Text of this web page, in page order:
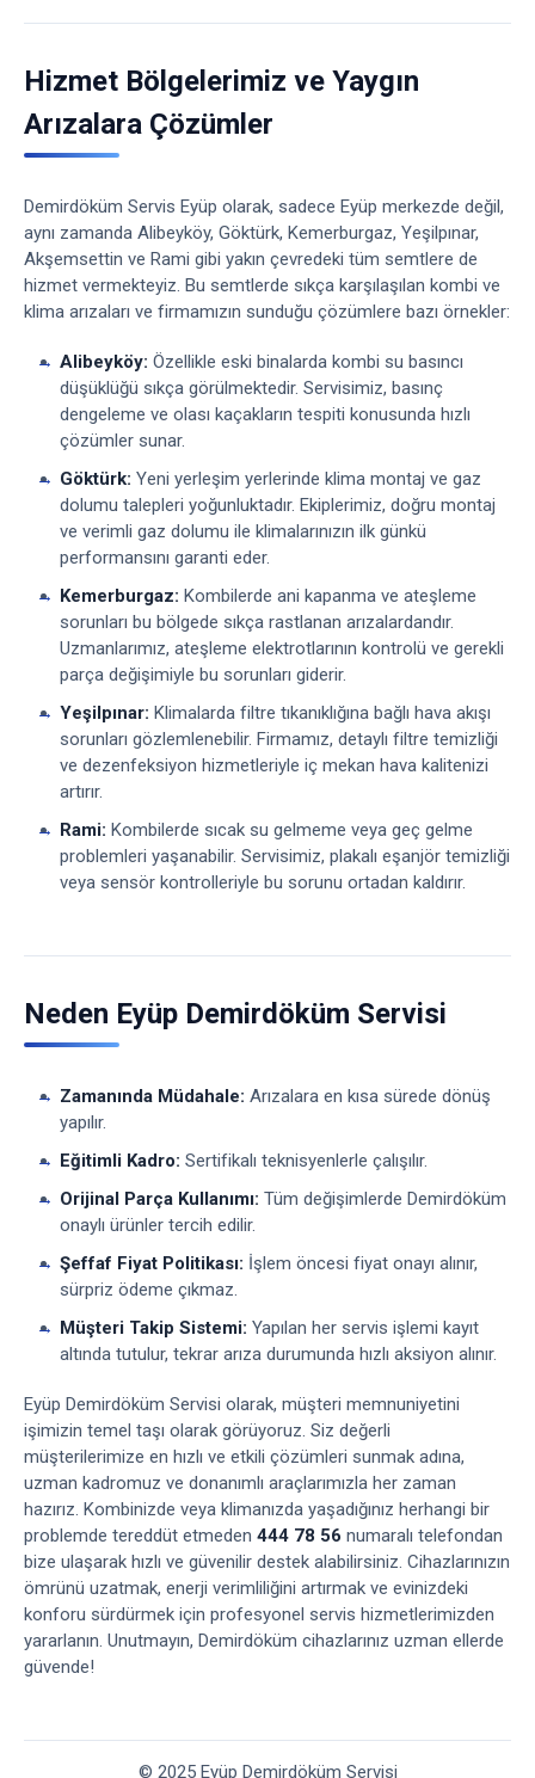
Hizmet Bölgelerimiz ve Yaygın
Arızalara Çözümler
Demirdöküm Servis Eyüp olarak, sadece Eyüp merkezde değil,
aynı zamanda Alibeyköy, Göktürk, Kemerburgaz, Yeşilpınar,
Akşemsettin ve Rami gibi yakın çevredeki tüm semtlere de
hizmet vermekteyiz. Bu semtlerde sıkça karşılaşılan kombi ve
klima arızaları ve firmamızın sunduğu çözümlere bazı örnekler:
Alibeyköy: Özellikle eski binalarda kombi su basıncı
düşüklüğü sıkça görülmektedir. Servisimiz, basınç
dengeleme ve olası kaçakların tespiti konusunda hızlı
çözümler sunar.
Göktürk: Yeni yerleşim yerlerinde klima montaj ve gaz
dolumu talepleri yoğunluktadır. Ekiplerimiz, doğru montaj
ve verimli gaz dolumu ile klimalarınızın ilk günkü
performansını garanti eder.
Kemerburgaz: Kombilerde ani kapanma ve ateşleme
sorunları bu bölgede sıkça rastlanan arızalardandır.
Uzmanlarımız, ateşleme elektrotlarının kontrolü ve gerekli
parça değişimiyle bu sorunları giderir.
Yeşilpınar: Klimalarda filtre tıkanıklığına bağlı hava akışı
sorunları gözlemlenebilir. Firmamız, detaylı filtre temizliği
ve dezenfeksiyon hizmetleriyle iç mekan hava kalitenizi
artırır.
Rami: Kombilerde sıcak su gelmeme veya geç gelme
problemleri yaşanabilir. Servisimiz, plakalı eşanjör temizliği
veya sensör kontrolleriyle bu sorunu ortadan kaldırır.
Neden Eyüp Demirdöküm Servisi
Zamanında Müdahale: Arızalara en kısa sürede dönüş
yapılır.
Eğitimli Kadro: Sertifikalı teknisyenlerle çalışılır.
Orijinal Parça Kullanımı: Tüm değişimlerde Demirdöküm
onaylı ürünler tercih edilir.
Şeffaf Fiyat Politikası: İşlem öncesi fiyat onayı alınır,
sürpriz ödeme çıkmaz.
Müşteri Takip Sistemi: Yapılan her servis işlemi kayıt
altında tutulur, tekrar arıza durumunda hızlı aksiyon alınır.
Eyüp Demirdöküm Servisi olarak, müşteri memnuniyetini
işimizin temel taşı olarak görüyoruz. Siz değerli
müşterilerimize en hızlı ve etkili çözümleri sunmak adına,
uzman kadromuz ve donanımlı araçlarımızla her zaman
hazırız. Kombinizde veya klimanızda yaşadığınız herhangi bir
problemde tereddüt etmeden 444 78 56 numaralı telefondan
bize ulaşarak hızlı ve güvenilir destek alabilirsiniz. Cihazlarınızın
ömrünü uzatmak, enerji verimliliğini artırmak ve evinizdeki
konforu sürdürmek için profesyonel servis hizmetlerimizden
yararlanın. Unutmayın, Demirdöküm cihazlarınız uzman ellerde
güvende!
© 2025 Eyüp Demirdöküm Servisi